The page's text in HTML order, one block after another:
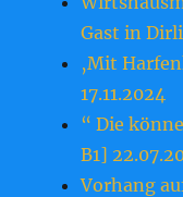
Gast in
‚Mit
17.11.2024
“ Die
B1]
Vorhang